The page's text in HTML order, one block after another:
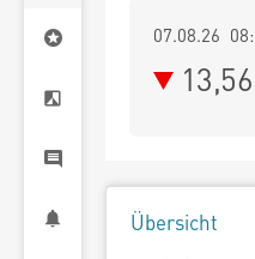
07.08.26
Übersicht